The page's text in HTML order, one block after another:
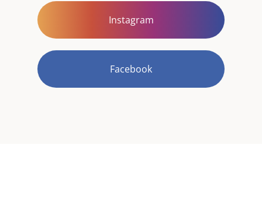
Instagram
Facebook